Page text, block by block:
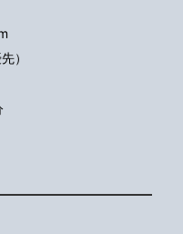
）